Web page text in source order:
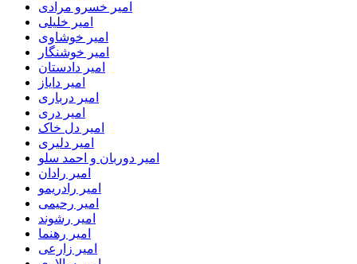
امیر خسرو مرادی
امیر خلیلی
امیر خوشاوی
امیر خوشنگار
امیر دادستان
امیر دایاز
امیر درباری
امیر دری
امیر دل خاک
امیر دلیری
امیر دوربان و احمد سلو
امیر رادان
امیر رادریمو
امیر رحیمی
امیر رشوند
امیر رهنما
امیر زارعی